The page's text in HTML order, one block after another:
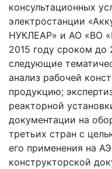
консультационных
электростанции
НУКЛЕАР» и АО «ВО
2015 году сроком до
следующие
анализ рабочей
продукцию;
реакторной
документации на
третьих стран с
его применения на
конструкторской